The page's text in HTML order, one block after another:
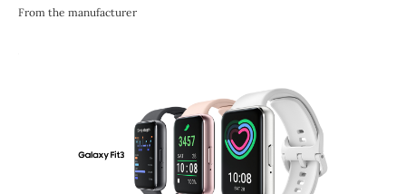
From the manufacturer